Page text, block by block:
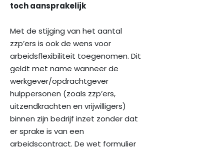
toch aansprakelijk
Met de stijging van het aantal
zzp’ers is ook de wens voor
arbeidsflexibiliteit toegenomen. Dit
geldt met name wanneer de
werkgever/opdrachtgever
hulppersonen (zoals zzp’ers,
uitzendkrachten en vrijwilligers)
binnen zijn bedrijf inzet zonder dat
er sprake is van een
arbeidscontract. De wet formulier